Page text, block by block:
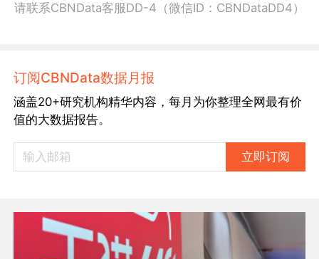
请联系CBNData客服DD-4（微信ID：CBNDataDD4）
订阅CBNData数据月报
涵盖20+研究机构精华内容，每月为你整理全网最有价
值的大数据报告。
立即订阅